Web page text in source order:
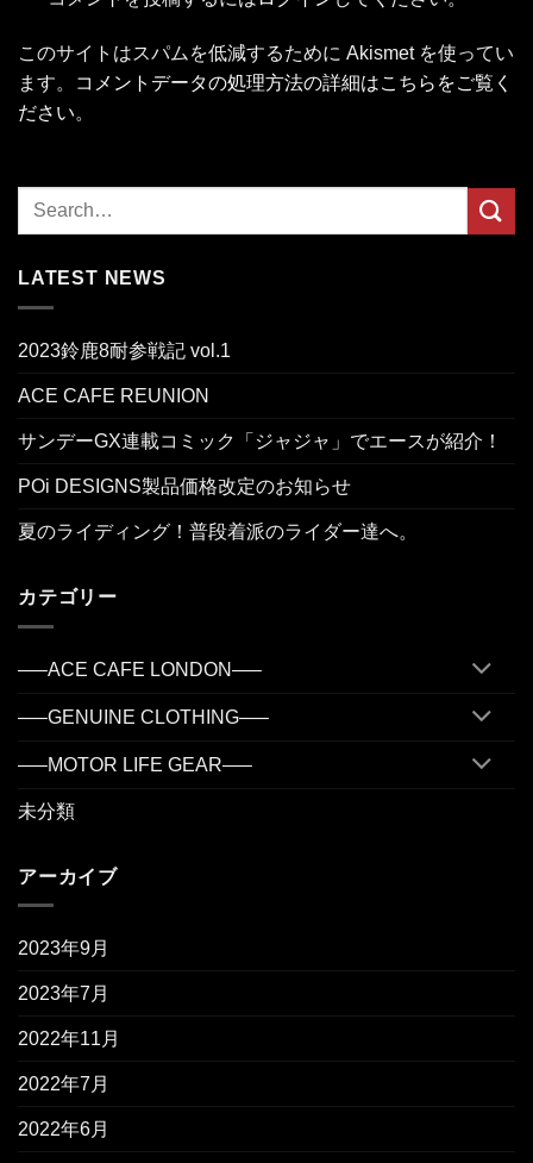
このサイトはスパムを低減するために Akismet を使ってい
ます。
コメントデータの処理方法の詳細はこちらをご覧く
ださい。
LATEST NEWS
2023鈴鹿8耐参戦記 vol.1
ACE CAFE REUNION
サンデーGX連載コミック「ジャジャ」でエースが紹介！
POi DESIGNS製品価格改定のお知らせ
夏のライディング！普段着派のライダー達へ。
カテゴリー
—–ACE CAFE LONDON—–
—–GENUINE CLOTHING—–
—–MOTOR LIFE GEAR—–
未分類
アーカイブ
2023年9月
2023年7月
2022年11月
2022年7月
2022年6月